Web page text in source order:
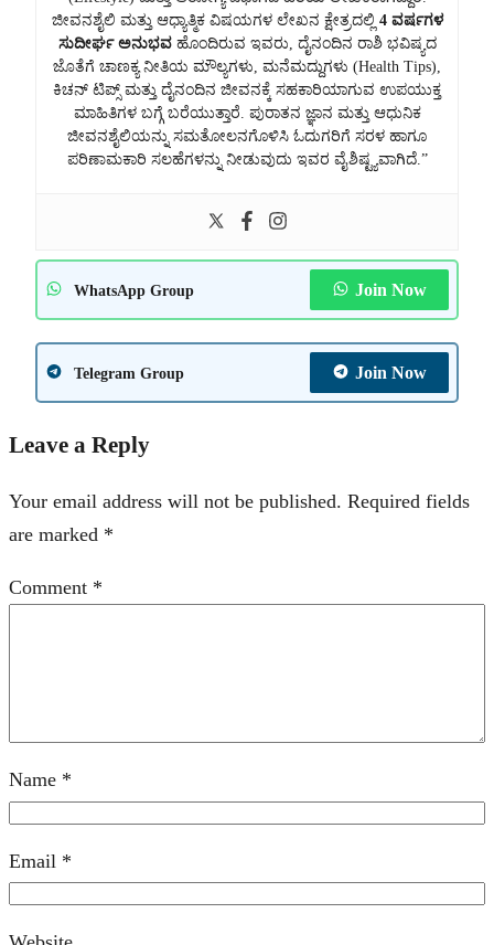
ಜೀವನಶೈಲಿ ಮತ್ತು ಆಧ್ಯಾತ್ಮಿಕ ವಿಷಯಗಳ ಲೇಖನ ಕ್ಷೇತ್ರದಲ್ಲಿ 4 ವರ್ಷಗಳ
ಸುದೀರ್ಘ ಅನುಭವಹೊಂದಿರುವ ಇವರು, ದೈನಂದಿನ ರಾಶಿ ಭವಿಷ್ಯದ
ಜೊತೆಗೆ ಚಾಣಕ್ಯ ನೀತಿಯ ಮೌಲ್ಯಗಳು, ಮನೆಮದ್ದುಗಳು (Health Tips),
ಕಿಚನ್ ಟಿಪ್ಸ್ ಮತ್ತು ದೈನಂದಿನ ಜೀವನಕ್ಕೆ ಸಹಕಾರಿಯಾಗುವ ಉಪಯುಕ್ತ
ಮಾಹಿತಿಗಳ ಬಗ್ಗೆ ಬರೆಯುತ್ತಾರೆ. ಪುರಾತನ ಜ್ಞಾನ ಮತ್ತು ಆಧುನಿಕ
ಜೀವನಶೈಲಿಯನ್ನು ಸಮತೋಲನಗೊಳಿಸಿ ಓದುಗರಿಗೆ ಸರಳ ಹಾಗೂ
ಪರಿಣಾಮಕಾರಿ ಸಲಹೆಗಳನ್ನು ನೀಡುವುದು ಇವರ ವೈಶಿಷ್ಟ್ಯವಾಗಿದೆ.”
WhatsApp Group Join Now
Telegram Group Join Now
Leave a Reply
Your email address will not be published. Required fields
are marked *
Comment *
Name *
Email *